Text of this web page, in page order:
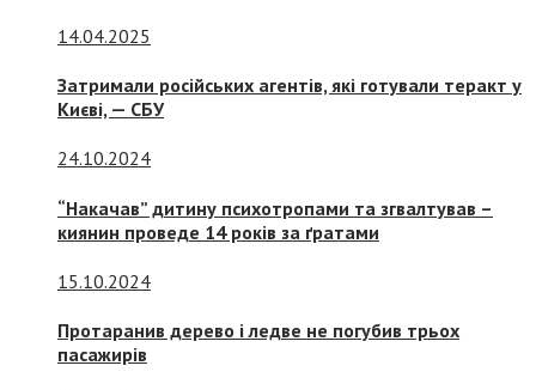
14.04.2025
Затримали російських агентів, які готували теракт у
Києві, — СБУ
24.10.2024
“Накачав” дитину психотропами та згвалтував –
киянин проведе 14 років за ґратами
15.10.2024
Протаранив дерево і ледве не погубив трьох
пасажирів